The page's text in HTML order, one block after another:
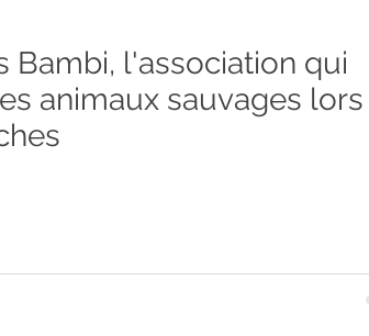
Bambi, l'association qui
animaux sauvages lors